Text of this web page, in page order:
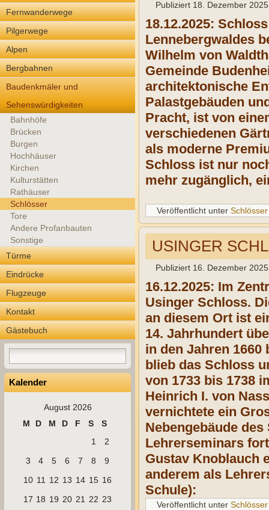
Fernwanderwege
Pilgerwege
Alpen
Bergbahnen
Baudenkmäler und
Sehenswürdigkeiten
Bahnhöfe
Brücken
Burgen
Hochhäuser
Kirchen
Kulturstätten
Rathäuser
Schlösser
Tore
Andere Profanbauten
Sonstige
Türme
Eindrücke
Flugzeuge
Kontakt
Gästebuch
Kalender
August 2026
M
D M D F S
S
1
2
3
4 5 6 7 8
9
10 11 12 13 14 15 16
17 18 19 20 21 22 23
Publiziert 18. Dezember 2025
18.12.2025:
Lennebergwaldes
Wilhelm von
Gemeinde
architektonische
Palastgebäuden
Pracht, ist von
verschiedenen
als moderne
Schloss ist nur
mehr zugänglich,
Veröffentlicht unter Schlösser
USINGER
Publiziert 16. Dezember 2025
16.12.2025: Im
Usinger Schloss.
an diesem Ort ist
14. Jahrhundert
in den Jahren 1660
blieb das Schloss
von 1733 bis 1738
Heinrich I. von
vernichtete ein
Nebengebäude
Lehrerseminars
Gustav Knoblauch
anderem als
Schule):
Veröffentlicht unter Schlösser